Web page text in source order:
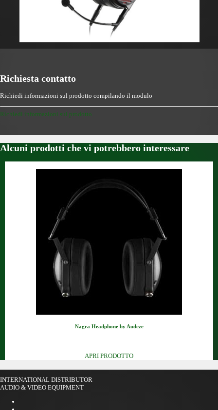
Richiesta contatto
Richiedi informazioni sul prodotto compilando il modulo
Richiedi informazioni sul prodotto
Alcuni prodotti che vi potrebbero interessare
Nagra Headphone by Audeze
APRI PRODOTTO
INTERNATIONAL DISTRIBUTOR
AUDIO & VIDEO EQUIPMENT